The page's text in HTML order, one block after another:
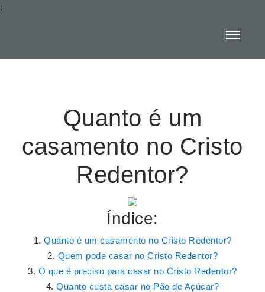
:
Quanto é um
casamento no Cristo
Redentor?
Índice:
Quanto é um casamento no Cristo Redentor?
Quem pode casar no Cristo Redentor?
O que é preciso para casar no Cristo Redentor?
Quanto custa casar no Pão de Açúcar?